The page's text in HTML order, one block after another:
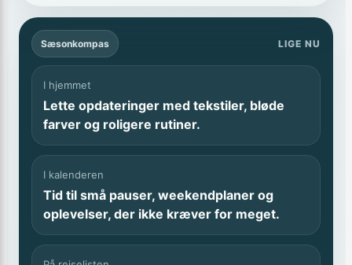
Sæsonkompas LIGE NU
I hjemmet
Lette opdateringer med tekstiler, bløde
farver og roligere rutiner.
I kalenderen
Tid til små pauser, weekendplaner og
oplevelser, der ikke kræver for meget.